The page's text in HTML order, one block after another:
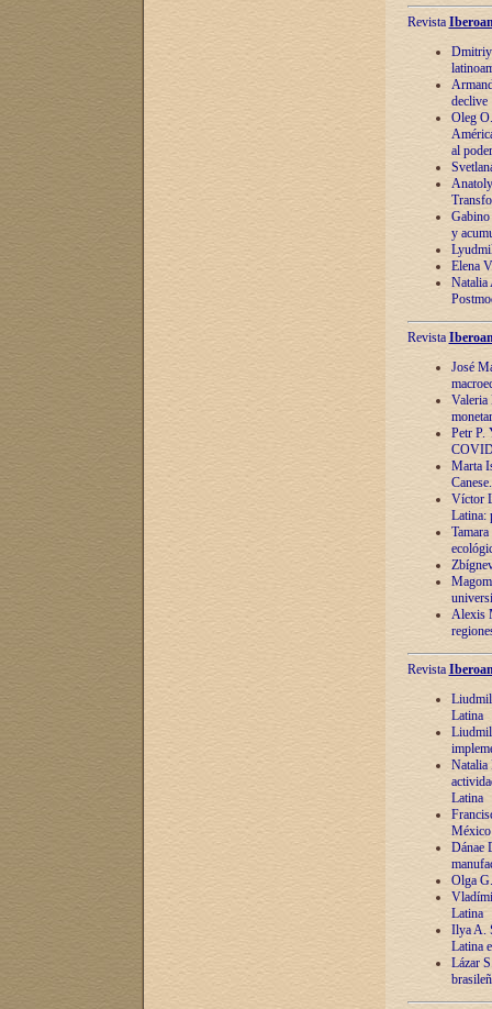
Revista
Dmitriy
declive
Oleg
al poder
y
Elena
Natalia
Revista
José
Valeria
Petr P.
Marta
Víctor
Latina:
Alexis
Revista
Latina
Natalia
Latina
México
Dánae
Olga
Latina
Ilya A.
Latina
Lázar